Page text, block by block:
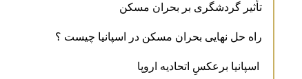
تأثیر گردشگری بر بحران مسکن
راه حل نهایی بحران مسکن در اسپانیا چیست ؟
اسپانیا برعکسِ اتحادیه اروپا